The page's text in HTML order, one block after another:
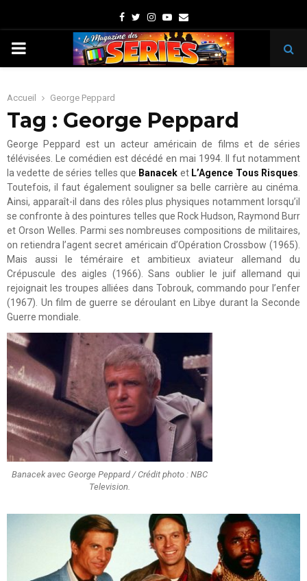
Facebook
TwitterInstagram
Youtube
Email
PRIMARY
Accueil George Peppard
Tag : George Peppard
George Peppard est un acteur américain de films et de séries
télévisées. Le comédien est décédé en mai 1994. Il fut notamment
la vedette de séries telles que Banacek et L’Agence Tous Risques
Toutefois, il faut également souligner sa belle carrière au cinéma.
Ainsi, apparaît-il dans des rôles plus physiques notamment lorsqu’il
se confronte à des pointures telles que Rock Hudson, Raymond Burr
et Orson Welles. Parmi ses nombreuses compositions de militaires,
on retiendra l’agent secret américain d’Opération Crossbow (1965).
Mais aussi le téméraire et ambitieux aviateur allemand du
Crépuscule des aigles (1966). Sans oublier le juif allemand qui
rejoignait les troupes alliées dans Tobrouk, commando pour l’enfer
(1967). Un film de guerre se déroulant en Libye durant la Seconde
Guerre mondiale.
Banacek avec George Peppard / Crédit photo : NBC
Television.